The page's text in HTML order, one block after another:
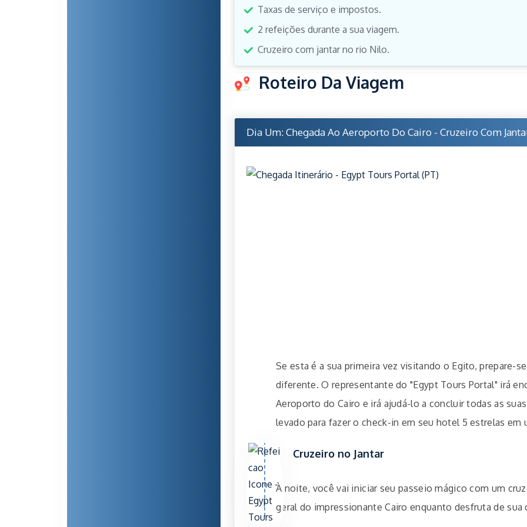
Taxas de serviço e impostos.
2 refeições durante a sua viagem.
Cruzeiro com jantar no rio Nilo.
Roteiro Da Viagem
Dia Um: Chegada Ao Aeroporto Do Cairo - Cruzeiro Com
Se esta é a sua primeira vez visitando o Egito, prepare-
diferente. O representante do "Egypt Tours Portal" irá
Aeroporto do Cairo e irá ajudá-lo a concluir todas as
levado para fazer o check-in em seu hotel 5 estrelas
Cruzeiro no Jantar
À noite, você vai iniciar seu passeio mágico com um
geral do impressionante Cairo enquanto desfruta de